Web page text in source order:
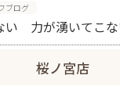
ブログ
い 力が湧いてこ
桜ノ宮店